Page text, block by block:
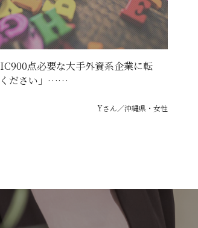
点必要な大手外資系企業に転
ください」……
Yさん／沖縄県・女性